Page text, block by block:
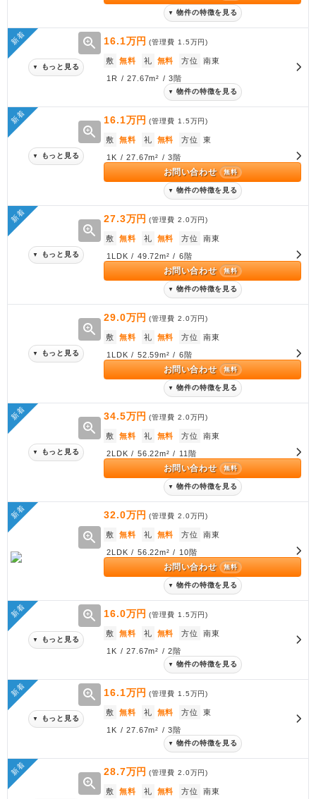
▼ 物件の特徴を見る
新着 zoom_in
▼ もっと見る
16.1万円 (管理費 1.5万円)
敷 無料 礼 無料 方位 南東
1R / 27.67m² / 3階
▼ 物件の特徴を見る
新着
zoom_in
▼ もっと見る
16.1万円 (管理費 1.5万円)
敷 無料 礼 無料 方位 東
1K / 27.67m² / 3階
お問い合わせ 無料
▼ 物件の特徴を見る
新着
zoom_in
▼ もっと見る
27.3万円 (管理費2.0万円)
敷 無料 礼 無料 方位 南東
1LDK / 49.72m² / 6階
お問い合わせ 無料
▼ 物件の特徴を見る
zoom_in
▼ もっと見る
29.0万円 (管理費2.0万円)
敷 無料 礼 無料 方位 南東
1LDK / 52.59m² / 6階
お問い合わせ 無料
▼ 物件の特徴を見る
新着
zoom_in
▼ もっと見る
34.5万円 (管理費2.0万円)
敷 無料 礼 無料 方位 南東
2LDK / 56.22m² / 11階
お問い合わせ 無料
▼ 物件の特徴を見る
新着
zoom_in
32.0万円 (管理費2.0万円)
敷 無料 礼 無料 方位 南東
2LDK / 56.22m² / 10階
お問い合わせ 無料
▼ 物件の特徴を見る
新着 zoom_in
▼ もっと見る
16.0万円 (管理費 1.5万円)
敷 無料 礼 無料 方位 南東
1K / 27.67m² / 2階
▼ 物件の特徴を見る
新着 zoom_in
▼ もっと見る
16.1万円 (管理費 1.5万円)
敷 無料 礼 無料 方位 東
1K / 27.67m² / 3階
▼ 物件の特徴を見る
新着
zoom_in
28.7万円 (管理費2.0万円)
敷 無料 礼 無料 方位 南東